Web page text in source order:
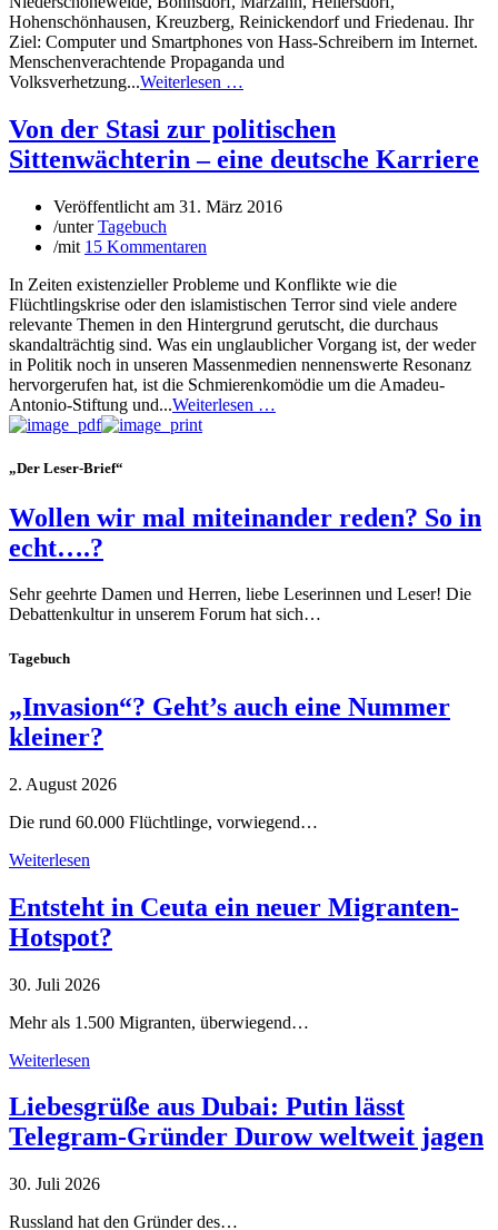
Hohenschönhausen, Kreuzberg, Reinickendorf und Friedenau. Ihr
Ziel: Computer und Smartphones von Hass-Schreibern im Internet.
Menschenverachtende Propaganda und
Volksverhetzung...Weiterlesen …
Von der Stasi zur politischen
Sittenwächterin – eine deutsche Karriere
Veröffentlicht am 31. März 2016
/unterTagebuch
/mit 15 Kommentaren
In Zeiten existenzieller Probleme und Konflikte wie die
Flüchtlingskrise oder den islamistischen Terror sind viele andere
relevante Themen in den Hintergrund gerutscht, die durchaus
skandalträchtig sind. Was ein unglaublicher Vorgang ist, der weder
in Politik noch in unseren Massenmedien nennenswerte Resonanz
hervorgerufen hat, ist die Schmierenkomödie um die Amadeu-
Antonio-Stiftung und...Weiterlesen …
„Der Leser-Brief“
Wollen wir mal miteinander reden? So in
echt….?
Sehr geehrte Damen und Herren, liebe Leserinnen und Leser! Die
Debattenkultur in unserem Forum hat sich…
Tagebuch
„Invasion“? Geht’s auch eine Nummer
kleiner?
2. August 2026
Die rund 60.000 Flüchtlinge, vorwiegend…
Weiterlesen
Entsteht in Ceuta ein neuer Migranten-
Hotspot?
30. Juli 2026
Mehr als 1.500 Migranten, überwiegend…
Weiterlesen
Liebesgrüße aus Dubai: Putin lässt
Telegram-Gründer Durow weltweit jagen
30. Juli 2026
Russland hat den Gründer des…